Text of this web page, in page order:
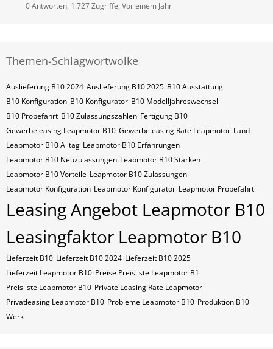
0 Antworten, 1.727 Zugriffe, Vor einem Jahr
Themen-Schlagwortwolke
Auslieferung B10 2024 Auslieferung B10 2025 B10 Ausstattung
B10 Konfiguration B10 Konfigurator B10 Modelljahreswechsel
B10 Probefahrt B10 Zulassungszahlen Fertigung B10
Gewerbeleasing Leapmotor B10 Gewerbeleasing Rate Leapmotor Land
Leapmotor B10 Alltag Leapmotor B10 Erfahrungen
Leapmotor B10 Neuzulassungen Leapmotor B10 Stärken
Leapmotor B10 Vorteile Leapmotor B10 Zulassungen
Leapmotor Konfiguration Leapmotor Konfigurator Leapmotor Probefahrt
Leasing Angebot Leapmotor B10
Leasingfaktor Leapmotor B10
Lieferzeit B10 Lieferzeit B10 2024 Lieferzeit B10 2025
Lieferzeit Leapmotor B10 Preise Preisliste Leapmotor B1
Preisliste Leapmotor B10 Private Leasing Rate Leapmotor
Privatleasing Leapmotor B10 Probleme Leapmotor B10 Produktion B10
Werk